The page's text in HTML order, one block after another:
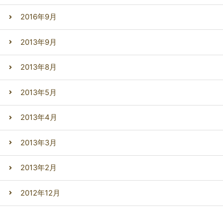
2016年9月
2013年9月
2013年8月
2013年5月
2013年4月
2013年3月
2013年2月
2012年12月